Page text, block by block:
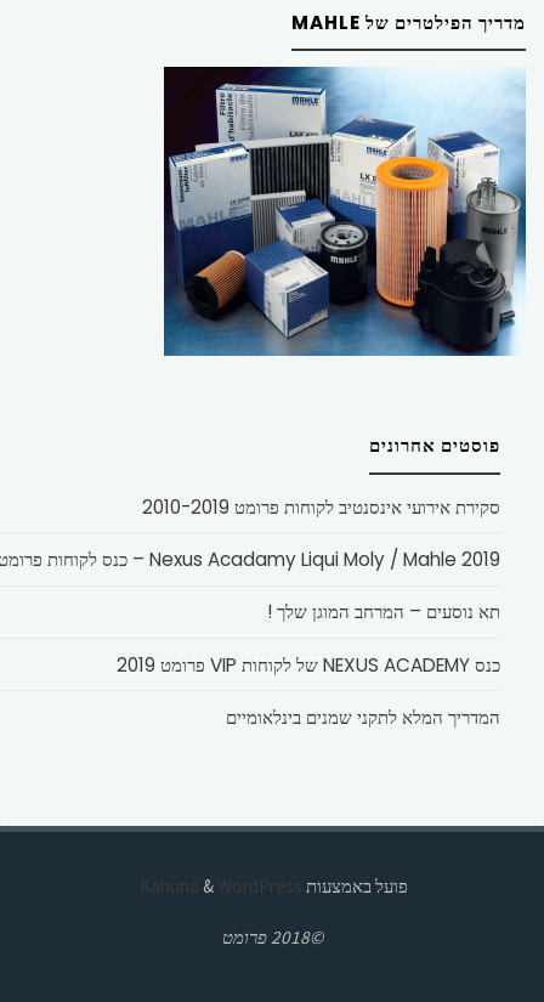
מדריך הפילטרים של MAHLE
פוסטים אחרונים
סקירת אירועי אינסנטיב לקוחות פרומט 2010-2019
Nexus Acadamy Liqui Moly / Mahle 2019 – כנס לקוחות פרומט
תא נוסעים – המרחב המוגן שלך !
כנס NEXUS ACADEMY של לקוחות VIP פרומט 2019
המדריך המלא לתקני שמנים בינלאומיים
פועל באמצעות & WordPress.
©2018 פרומט